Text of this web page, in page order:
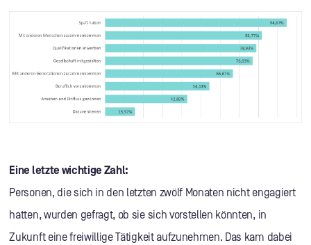
Eine letzte wichtige Zahl:
Personen, die sich in den letzten zwölf Monaten nicht engagiert
hatten, wurden gefragt, ob sie sich vorstellen könnten, in
Zukunft eine freiwillige Tätigkeit aufzunehmen. Das kam dabei